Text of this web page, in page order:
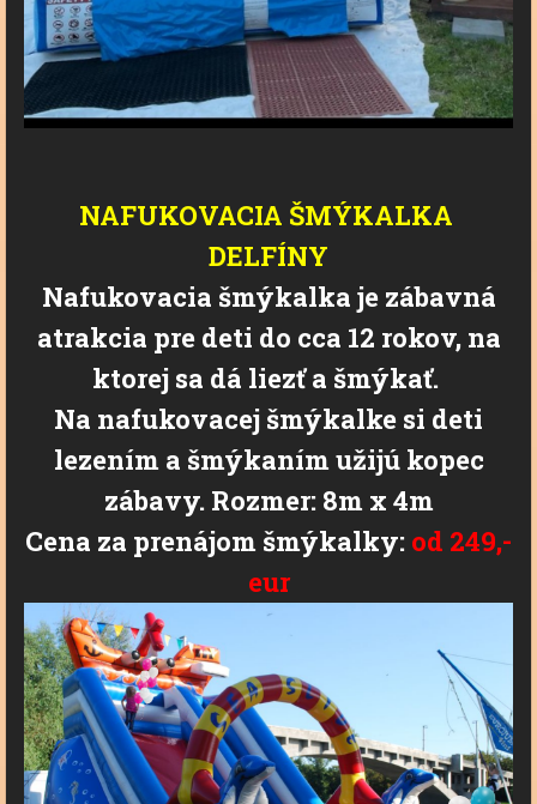
NAFUKOVACIA ŠMÝKALKA
DELFÍNY
Nafukovacia šmýkalka je zábavná
atrakcia pre deti do cca 12 rokov, na
ktorej sa dá liezť a šmýkať.
Na nafukovacej šmýkalke si deti
lezením a šmýkaním užijú kopec
zábavy. Rozmer: 8m x 4m
Cena za prenájom šmýkalky: od 249,-
eur